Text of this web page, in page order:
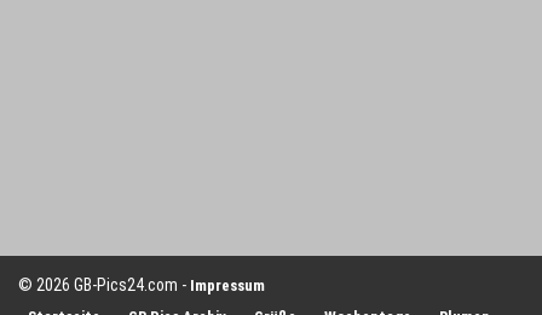
© 2026 GB-Pics24.com - Impressum